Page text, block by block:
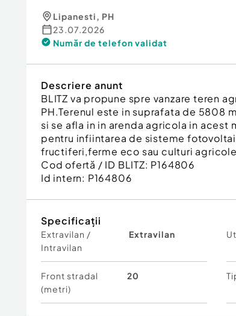
Lipanesti, PH
23.07.2026
Număr de telefon validat
Descriere anunt
BLITZ va propune spre vanzare teren
PH.Terenul este in suprafata de 5808
si se afla in in arenda agricola in acest
pentru infiintarea de sisteme
fructiferi,ferme eco sau culturi
Cod ofertă / ID BLITZ: P164806
Id intern: P164806
Specificații
Extravilan /
Intravilan
Extravilan
Front stradal
(metri)
20